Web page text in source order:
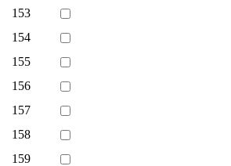
153
154
155
156
157
158
159